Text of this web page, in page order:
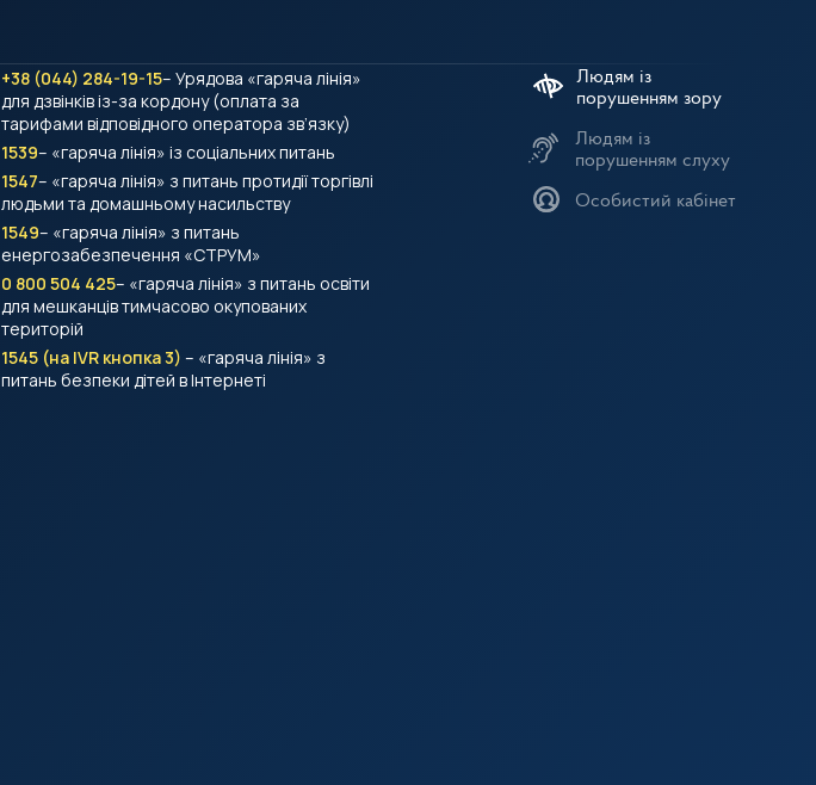
+38 (044) 284-19-15– Урядова «гаряча лінія»
для дзвінків із-за кордону (оплата за
тарифами відповідного оператора зв’язку)
1539– «гаряча лінія» із соціальних питань
1547– «гаряча лінія» з питань протидії торгівлі
людьми та домашньому насильству
1549– «гаряча лінія» з питань
енергозабезпечення «СТРУМ»
0 800 504 425– «гаряча лінія» з питань освіти
для мешканців тимчасово окупованих
територій
1545 (на IVR кнопка 3)– «гаряча лінія» з
питань безпеки дітей в Інтернеті
Людям із
порушенням слуху
Особистий кабінет